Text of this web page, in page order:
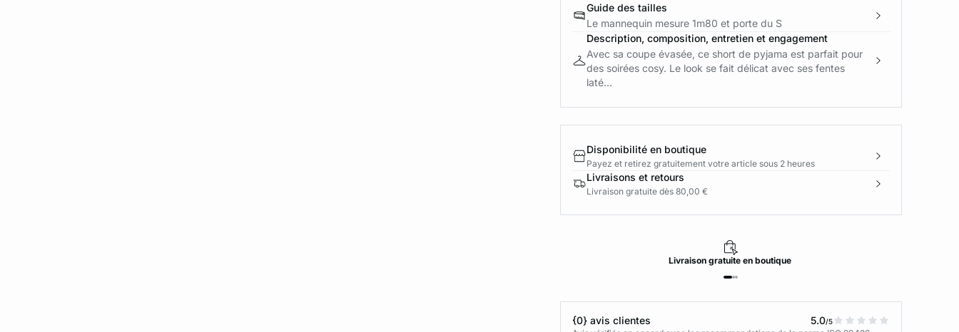
Guide des tailles
Le mannequin mesure 1m80 et porte du S
Description, composition, entretien et engagement
Avec sa coupe évasée, ce short de pyjama est parfait pour
des soirées cosy. Le look se fait délicat avec ses fentes
laté...
Disponibilité en boutique
Payez et retirez gratuitement votre article sous 2 heures
Livraisons et retours
Livraison gratuite dès 80,00 €
Livraison gratuite en boutique
{0} avis clientes 5.0/5